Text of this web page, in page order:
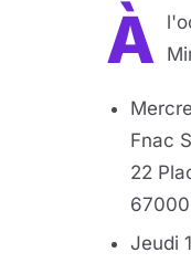
À
Fnac
22
Jeudi